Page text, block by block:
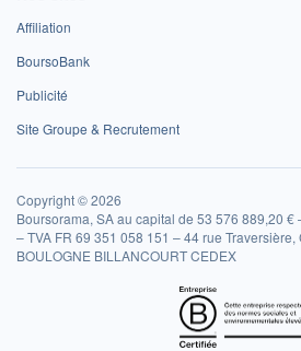
Affiliation
BoursoBank
Publicité
Site Groupe & Recrutement
Copyright © 2026
Boursorama, SA au capital de 53 576 889,20 €
– TVA FR 69 351 058 151 – 44 rue
BOULOGNE BILLANCOURT CEDEX